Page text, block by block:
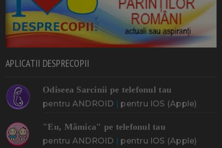
APLICATII DESPRECOPII
Odiseea Sarcinii pe telefonul tau
pentru ANDROID pentru IOS (Apple)
"Eu, Mămica" pe telefonul tau
pentru ANDROID pentru IOS (Apple)